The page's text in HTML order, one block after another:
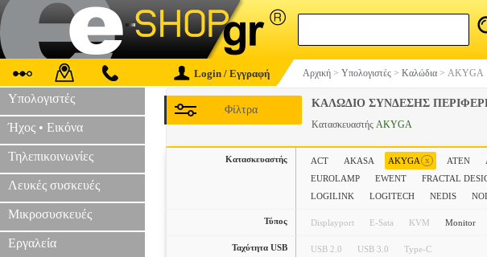
Login / Εγγραφή Αρχική > Υπολογιστές > Καλώδια > AKYGA
Υπολογιστές
Ήχος • Εικόνα
Τηλεπικοινωνίες
Λευκές συσκευές
Μικροσυσκευές
Εργαλεία
ΚΑΛΩΔΙΟ ΣΥΝΔΕΣΗΣ
Φίλτρα
Κατασκευαστής AKYGA
Κατασκευαστής ACT AKASA AKYGA x ATEN
EUROLAMP
EWENT FRACTAL
LOGILINK
LOGITECH NEDIS
Τύπος Displayport E-Sata KVM Monitor
Ταχύτητα USB USB 2.0 USB 3.0 Type-C